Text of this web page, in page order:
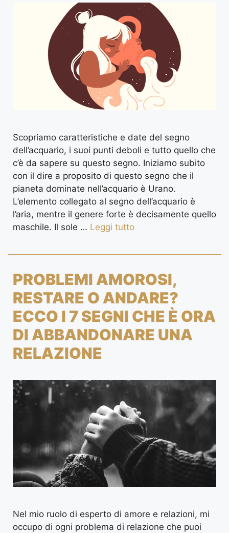
Scopriamo caratteristiche e date del segno
dell’acquario, i suoi punti deboli e tutto quello che
c’è da sapere su questo segno. Iniziamo subito
con il dire a proposito di questo segno che il
pianeta dominate nell’acquario è Urano.
L’elemento collegato al segno dell’acquario è
l’aria, mentre il genere forte è decisamente quello
maschile. Il sole … Leggi tutto
PROBLEMI AMOROSI,
RESTARE O ANDARE?
ECCO I 7 SEGNI CHE È ORA
DI ABBANDONARE UNA
RELAZIONE
Nel mio ruolo di esperto di amore e relazioni, mi
occupo di ogni problema di relazione che puoi